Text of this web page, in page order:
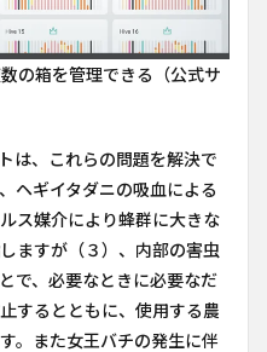
の箱を管理できる（公式サ
は、これらの問題を解決で
ヘギイタダニの吸血による
ス媒介により蜂群に大きな
ますが（３）、内部の害虫
で、必要なときに必要なだ
するとともに、使用する農
。また女王バチの発生に伴